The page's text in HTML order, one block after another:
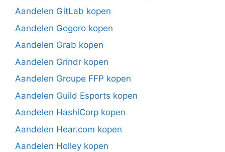
Aandelen GitLab kopen
Aandelen Gogoro kopen
Aandelen Grab kopen
Aandelen Grindr kopen
Aandelen Groupe FFP kopen
Aandelen Guild Esports kopen
Aandelen HashiCorp kopen
Aandelen Hear.com kopen
Aandelen Holley kopen